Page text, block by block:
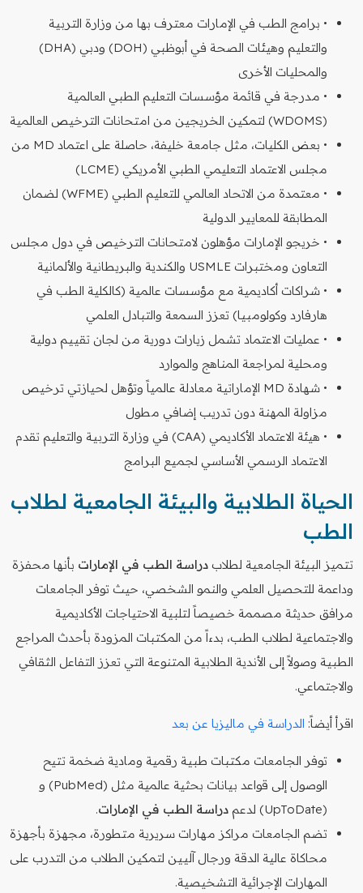
• برامج الطب في الإمارات معترف بها من وزارة التربية
والتعليم وهيئات الصحة في أبوظبي (DOH) ودبي (DHA)
والمحليات الأخرى
• مدرجة في قائمة مؤسسات التعليم الطبي العالمية
(WDOMS) لتمكين الخريجين من امتحانات الترخيص العالمية
• بعض الكليات، مثل جامعة خليفة، حاصلة على اعتماد MD من
مجلس الاعتماد التعليمي الطبي الأمريكي (LCME)
• معتمدة من الاتحاد العالمي للتعليم الطبي (WFME) لضمان
المطابقة للمعايير الدولية
• خريجو الإمارات مؤهلون لامتحانات الترخيص في دول مجلس
التعاون ومختبرات USMLE والكندية والبريطانية والألمانية
• شراكات أكاديمية مع مؤسسات عالمية (كالكلية الطب في
هارفارد وكولومبيا) تعزز السمعة والتبادل العلمي
• عمليات الاعتماد تشمل زيارات دورية من لجان تقييم دولية
ومحلية لمراجعة المناهج والموارد
• شهادة MD الإماراتية معادلة عالمياً وتؤهل لحيازتي ترخيص
مزاولة المهنة دون تدريب إضافي مطول
• هيئة الاعتماد الأكاديمي (CAA) في وزارة التربية والتعليم تقدم
الاعتماد الرسمي الأساسي لجميع البرامج
الحياة الطلابية والبيئة الجامعية لطلاب
الطب
تتميز البيئة الجامعية لطلاب دراسة الطب في الإمارات بأنها محفزة
وداعمة للتحصيل العلمي والنمو الشخصي، حيث توفر الجامعات
مرافق حديثة مصممة خصيصاً لتلبية الاحتياجات الأكاديمية
والاجتماعية لطلاب الطب، بدءاً من المكتبات المزودة بأحدث المراجع
الطبية وصولاً إلى الأندية الطلابية المتنوعة التي تعزز التفاعل الثقافي
والاجتماعي.
اقرأ أيضاً: الدراسة في ماليزيا عن بعد
توفر الجامعات مكتبات طبية رقمية ومادية ضخمة تتيح
الوصول إلى قواعد بيانات بحثية عالمية مثل (PubMed) و
(UpToDate) لدعم
دراسة الطب في الإمارات.
تضم الجامعات مراكز مهارات سريرية متطورة، مجهزة بأجهزة
محاكاة عالية الدقة ورجال آليين لتمكين الطلاب من التدرب على
المهارات الإجرائية التشخيصية.